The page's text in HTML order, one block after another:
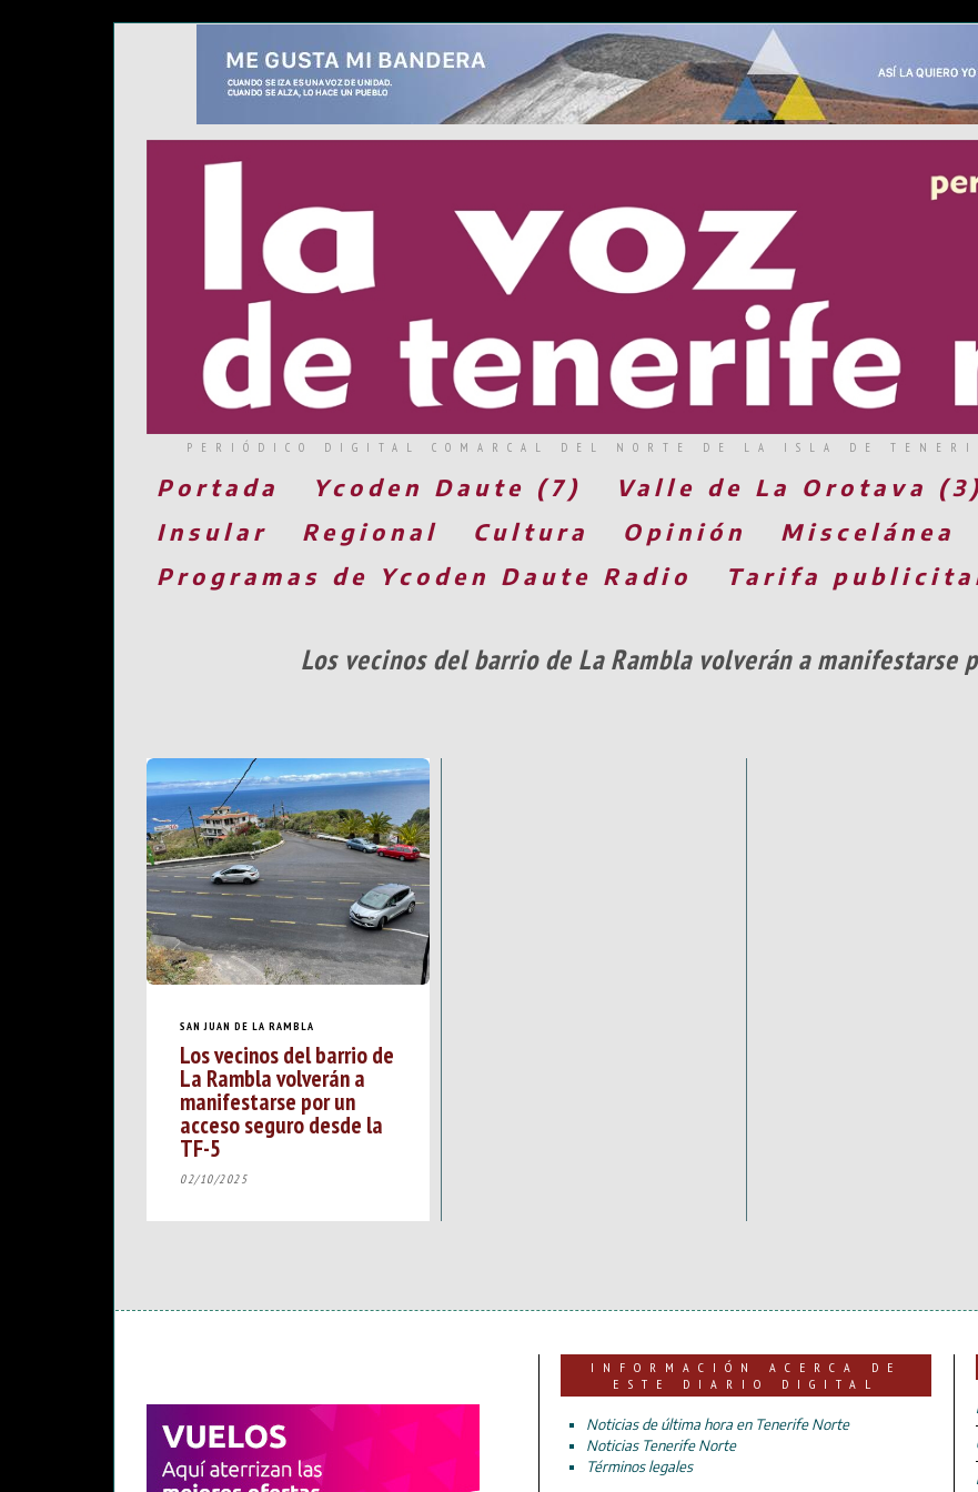
PERIÓDICO DIGITAL COMARCAL DEL NORTE DE LA ISLA DE
Portada Ycoden Daute (7) Valle de La Orotava
Insular
Regional Cultura Opinión
Miscelánea
Programas de Ycoden Daute Radio
Tarifa
Los vecinos del barrio de La Rambla volverán a manifestarse
SAN JUAN DE LA RAMBLA
Los vecinos del barrio de
La Rambla volverán a
manifestarse por un
acceso seguro desde la
TF-5
02/10/2025
INFORMACIÓN ACERCA DE
ESTE DIARIO DIGITAL
Noticias de última hora en Tenerife Norte
Noticias Tenerife Norte
Términos legales